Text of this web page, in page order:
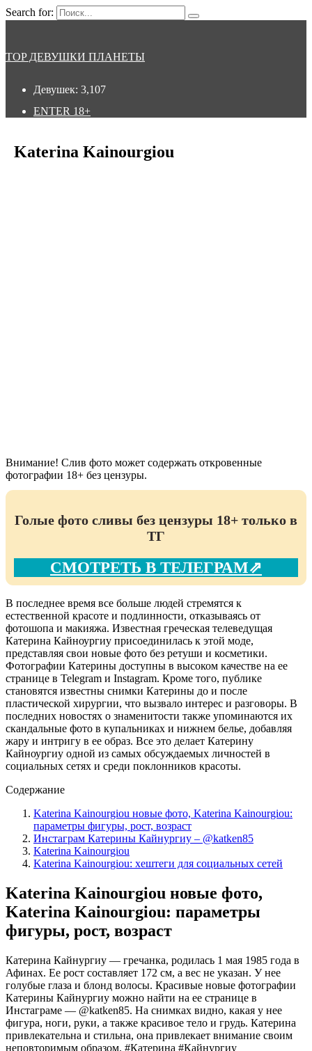
Search for:
TOP ДЕВУШКИ ПЛАНЕТЫ
Девушек: 3,107
ENTER 18+
Katerina Kainourgiou
Внимание! Слив фото может содержать откровенные
фотографии 18+ без цензуры.
Голые фото сливы без цензуры 18+ только в
ТГ
СМОТРЕТЬ В ТЕЛЕГРАМ⇗
В последнее время все больше людей стремятся к
естественной красоте и подлинности, отказываясь от
фотошопа и макияжа. Известная греческая телеведущая
Катерина Кайноургиу присоединилась к этой моде,
представляя свои новые фото без ретуши и косметики.
Фотографии Катерины доступны в высоком качестве на ее
странице в Telegram и Instagram. Кроме того, публике
становятся известны снимки Катерины до и после
пластической хирургии, что вызвало интерес и разговоры. В
последних новостях о знаменитости также упоминаются их
скандальные фото в купальниках и нижнем белье, добавляя
жару и интригу в ее образ. Все это делает Катерину
Кайноургиу одной из самых обсуждаемых личностей в
социальных сетях и среди поклонников красоты.
Содержание
Katerina Kainourgiou новые фото, Katerina Kainourgiou:
параметры фигуры, рост, возраст
Инстаграм Катерины Кайнургиу – @katken85
Katerina Kainourgiou
Katerina Kainourgiou: хештеги для социальных сетей
Katerina Kainourgiou новые фото,
Katerina Kainourgiou: параметры
фигуры, рост, возраст
Катерина Кайнургиу — гречанка, родилась 1 мая 1985 года в
Афинах. Ее рост составляет 172 см, а вес не указан. У нее
голубые глаза и блонд волосы. Красивые новые фотографии
Катерины Кайнургиу можно найти на ее странице в
Инстаграме — @katken85. На снимках видно, какая у нее
фигура, ноги, руки, а также красивое тело и грудь. Катерина
привлекательна и стильна, она привлекает внимание своим
неповторимым образом. #Катерина #Кайнургиу